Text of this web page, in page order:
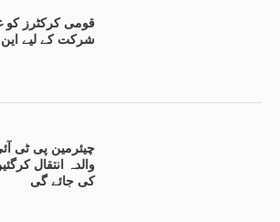
قومی کرکٹرز کو
شرکت کے لیے
چیئرمین پی ٹی
والدہ انتقال
کی جائے گی